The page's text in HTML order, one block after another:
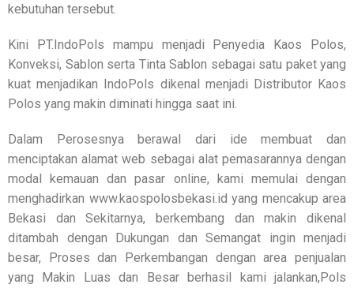
kebutuhan tersebut.
Kini PT.IndoPols mampu menjadi Penyedia Kaos Polos,
Konveksi, Sablon serta Tinta Sablon sebagai satu paket yang
kuat menjadikan IndoPols dikenal menjadi Distributor Kaos
Polos yang makin diminati hingga saat ini.
Dalam Perosesnya berawal dari ide membuat dan
menciptakan alamat web sebagai alat pemasarannya dengan
modal kemauan dan pasar online, kami memulai dengan
menghadirkan www.kaospolosbekasi.id yang mencakup area
Bekasi dan Sekitarnya, berkembang dan makin dikenal
ditambah dengan Dukungan dan Semangat ingin menjadi
besar, Proses dan Perkembangan dengan area penjualan
yang Makin Luas dan Besar berhasil kami jalankan,Pols